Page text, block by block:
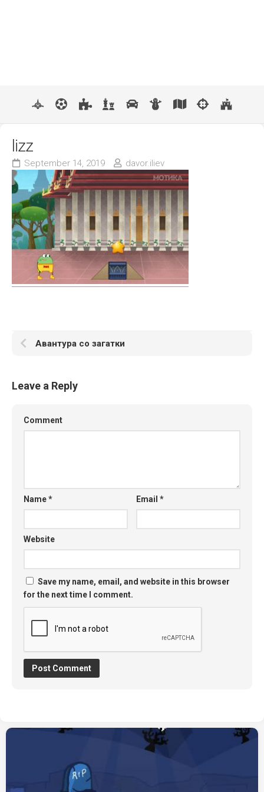
lizz
September 14, 2019 davor.iliev
Авантура со загатки
Leave a Reply
Comment
Name* Email*
Website
Save my name, email, and website in this browser
for the next time I comment.